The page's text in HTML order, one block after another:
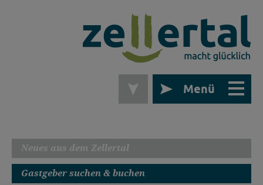
Menü
Neues aus dem Zellertal
Gastgeber suchen & buchen